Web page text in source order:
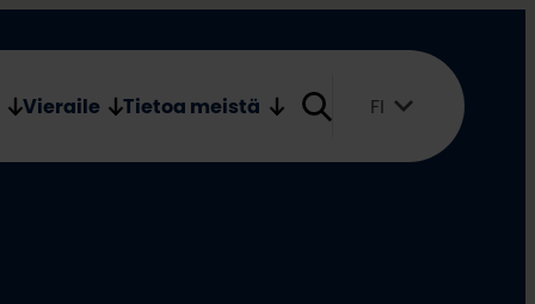
Vieraile Tietoa meistä FI